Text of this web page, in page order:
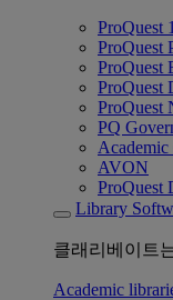
ProQuest
ProQuest
ProQuest
ProQuest
ProQuest
PQ
Academic
AVON
ProQuest
Library
클래리베이트
Academic